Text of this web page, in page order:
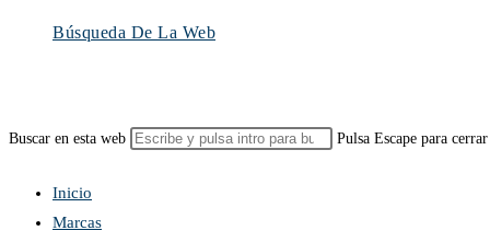
Búsqueda De La Web
Buscar en esta web Pulsa Escape para
Inicio
Marcas